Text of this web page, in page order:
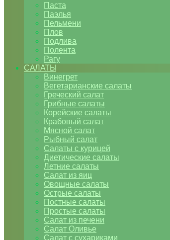
Паста
Паэлья
Пельмени
Плов
Подлива
Полента
Рагу
САЛАТЫ
Винегрет
Вегетарианские салаты
Греческий салат
Грибные салаты
Корейские салаты
Крабовый салат
Мясной салат
Рыбный салат
Салаты с курицей
Диетические салаты
Летние салаты
Салат из яиц
Овощные салаты
Острые салаты
Постные салаты
Простые салаты
Салат из печени
Салат Оливье
Салат с сухариками